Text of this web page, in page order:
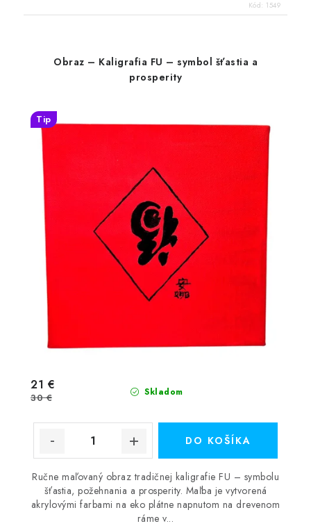
Kód: 1549
Obraz – Kaligrafia FU – symbol šťastia a
prosperity
Tip
Skladom
21 €
30 €
DO KOŠÍKA
Ručne maľovaný obraz tradičnej kaligrafie FU – symbolu
šťastia, požehnania a prosperity. Maľba je vytvorená
akrylovými farbami na eko plátne napnutom na drevenom
ráme v...